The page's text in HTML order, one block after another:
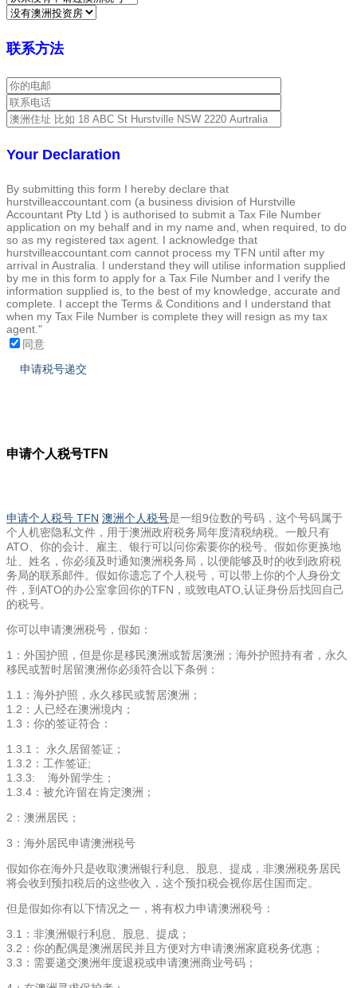
联系方法
Your Declaration
By submitting this form I hereby declare that
hurstvilleaccountant.com (a business division of Hurstville
Accountant Pty Ltd ) is authorised to submit a Tax File Number
application on my behalf and in my name and, when required, to do
so as my registered tax agent. I acknowledge that
hurstvilleaccountant.com cannot process my TFN until after my
arrival in Australia. I understand they will utilise information supplied
by me in this form to apply for a Tax File Number and I verify the
information supplied is, to the best of my knowledge, accurate and
complete. I accept the Terms & Conditions and I understand that
when my Tax File Number is complete they will resign as my tax
agent."
同意
申请个人税号TFN
申请个人税号 TFN 澳洲个人税号是一组9位数的号码，这个号码属于
个人机密隐私文件，用于澳洲政府税务局年度清税纳税。一般只有
ATO、你的会计、雇主、银行可以问你索要你的税号。假如你更换地
址、姓名，你必须及时通知澳洲税务局，以便能够及时的收到政府税
务局的联系邮件。假如你遗忘了个人税号，可以带上你的个人身份文
件，到ATO的办公室拿回你的TFN，或致电ATO,认证身份后找回自己
的税号。
你可以申请澳洲税号，假如：
1：外国护照，但是你是移民澳洲或暂居澳洲；海外护照持有者，永久
移民或暂时居留澳洲你必须符合以下条例：
1.1：海外护照，永久移民或暂居澳洲；
1.2：人已经在澳洲境内；
1.3：你的签证符合：
1.3.1： 永久居留签证；
1.3.2：工作签证;
1.3.3: 海外留学生；
1.3.4：被允许留在肯定澳洲；
2：澳洲居民；
3：海外居民申请澳洲税号
假如你在海外只是收取澳洲银行利息、股息、提成，非澳洲税务居民
将会收到预扣税后的这些收入，这个预扣税会视你居住国而定。
但是假如你有以下情况之一，将有权力申请澳洲税号：
3.1：非澳洲银行利息、股息、提成；
3.2：你的配偶是澳洲居民并且方便对方申请澳洲家庭税务优惠；
3.3：需要递交澳洲年度退税或申请澳洲商业号码；